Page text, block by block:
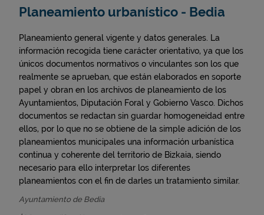
Planeamiento urbanístico - Bedia
Planeamiento general vigente y datos generales. La
información recogida tiene carácter orientativo, ya que los
únicos documentos normativos o vinculantes son los que
realmente se aprueban, que están elaborados en soporte
papel y obran en los archivos de planeamiento de los
Ayuntamientos, Diputación Foral y Gobierno Vasco. Dichos
documentos se redactan sin guardar homogeneidad entre
ellos, por lo que no se obtiene de la simple adición de los
planeamientos municipales una información urbanística
continua y coherente del territorio de Bizkaia, siendo
necesario para ello interpretar los diferentes
planeamientos con el fin de darles un tratamiento similar.
Ayuntamiento de Bedia